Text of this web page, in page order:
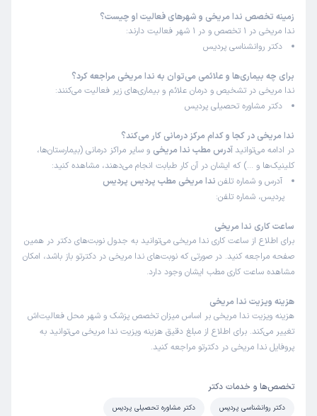
زمینه تخصص ندا مریخی و شهرهای فعالیت او چیست؟
ندا مریخی در 1 تخصص و در 1 شهر فعالیت دارند:
دکتر روانشناسی پردیس
برای چه بیماری‌ها و علائمی می‌توان به ندا مریخی مراجعه کرد؟
ندا مریخی در تشخیص و درمان علائم و بیماری‌های زیر فعالیت می‌کنند:
دکتر مشاوره تحصیلی پردیس
ندا مریخی در کجا و کدام مرکز درمانی کار می‌کند؟
در ادامه می‌توانید آدرس مطب ندا مریخی و سایر مراکز درمانی (بیمارستان‌ها،
کلینیک‌ها و …) که ایشان در آن کار طبابت انجام می‌دهند، مشاهده کنید:
آدرس و شماره تلفن ندا مریخی مطب پردیس پردیس
پردیس، شماره تلفن:
ساعت کاری ندا مریخی
برای اطلاع از ساعت کاری ندا مریخی می‌توانید به جدول نوبت‌های دکتر در همین
صفحه مراجعه کنید. در صورتی که نوبت‌های ندا مریخی در دکترتو باز باشد، امکان
مشاهده ساعت کاری مطب ایشان وجود دارد.
هزینه ویزیت ندا مریخی
هزینه ویزیت ندا مریخی بر اساس میزان تخصص پزشک و شهر محل فعالیت‌اش
تغییر می‌کند. برای اطلاع از مبلغ دقیق هزینه ویزیت ندا مریخی می‌توانید به
پروفایل ندا مریخی در دکترتو مراجعه کنید.
تخصص‌ها و خدمات دکتر
دکتر روانشناسی پردیس دکتر مشاوره تحصیلی پردیس